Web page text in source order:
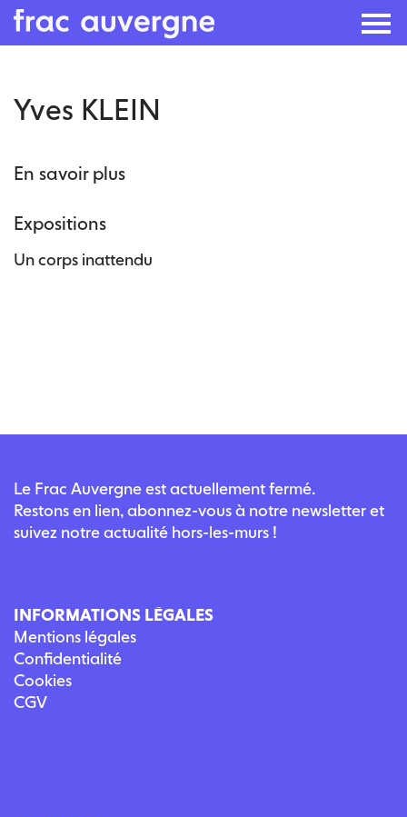
Yves KLEIN
En savoir plus
Expositions
Un corps inattendu
Le Frac Auvergne est actuellement fermé.
Restons en lien, abonnez-vous à notre newsletter et
suivez notre actualité hors-les-murs !
INFORMATIONS LÉGALES
Mentions légales
Confidentialité
Cookies
CGV